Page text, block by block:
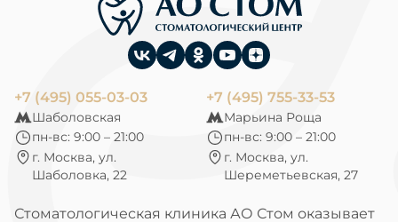
+7 (495) 055-03-03
Шаболовская
пн-вс: 9:00 – 21:00
г. Москва, ул.
Шаболовка, 22
+7 (495) 755-33-53
Марьина Роща
пн-вс: 9:00 – 21:00
г. Москва, ул.
Шереметьевская, 27
Стоматологическая клиника АО Стом оказывает